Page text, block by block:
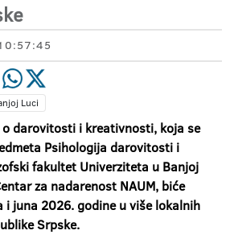
Luci
darovitosti i kreativnosti, koja se
Psihologija darovitosti i
fakultet Univerziteta u Banjoj
za nadarenost NAUM, biće
i juna 2026. godine u više lokalnih
Srpske.